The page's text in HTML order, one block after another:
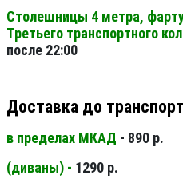
Столешницы 4 метра,
Третьего транспортного
после 22:00
Доставка до
в пределах МКАД - 890 р.
(диваны) - 1290 р.